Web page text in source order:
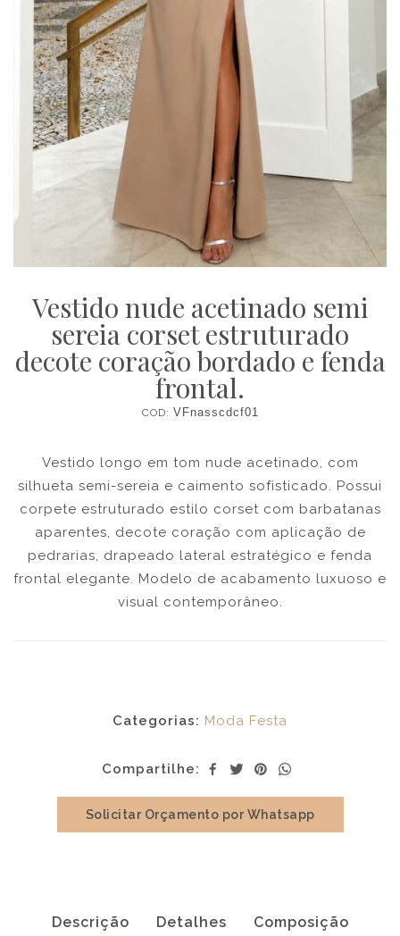
Vestido nude acetinado semi
sereia corset estruturado
decote coração bordado e fenda
frontal.
COD: VFnasscdcf01
Vestido longo em tom nude acetinado, com
silhueta semi-sereia e caimento sofisticado. Possui
corpete estruturado estilo corset com barbatanas
aparentes, decote coração com aplicação de
pedrarias, drapeado lateral estratégico e fenda
frontal elegante. Modelo de acabamento luxuoso e
visual contemporâneo.
Categorias: Moda Festa
Compartilhe:
Solicitar Orçamento por Whatsapp
Descrição Detalhes Composição